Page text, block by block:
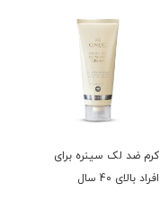
کرم ضد لک سینره برای
افراد بالای 40 سال